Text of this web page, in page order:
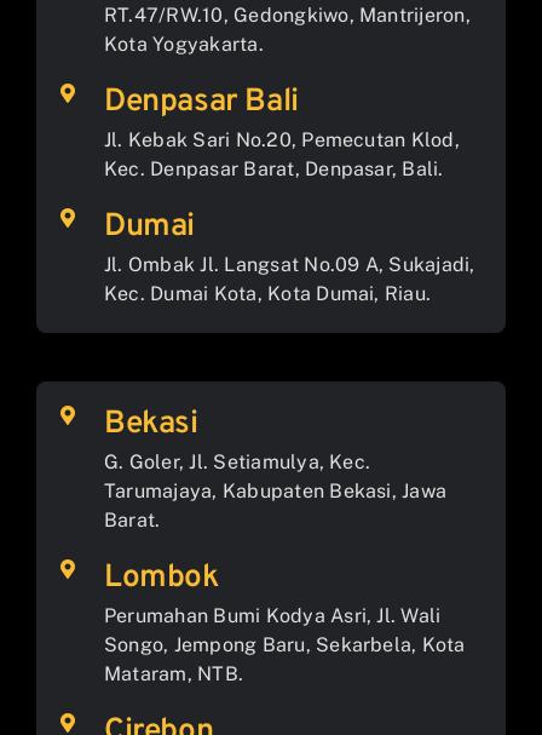
RT.47/RW.10, Gedongkiwo, Mantrijeron,
Kota Yogyakarta.
Denpasar Bali
Jl. Kebak Sari No.20, Pemecutan Klod,
Kec. Denpasar Barat, Denpasar, Bali.
Dumai
Jl. Ombak Jl. Langsat No.09 A, Sukajadi,
Kec. Dumai Kota, Kota Dumai, Riau.
Bekasi
G. Goler, Jl. Setiamulya, Kec.
Tarumajaya, Kabupaten Bekasi, Jawa
Barat.
Lombok
Perumahan Bumi Kodya Asri, Jl. Wali
Songo, Jempong Baru, Sekarbela, Kota
Mataram, NTB.